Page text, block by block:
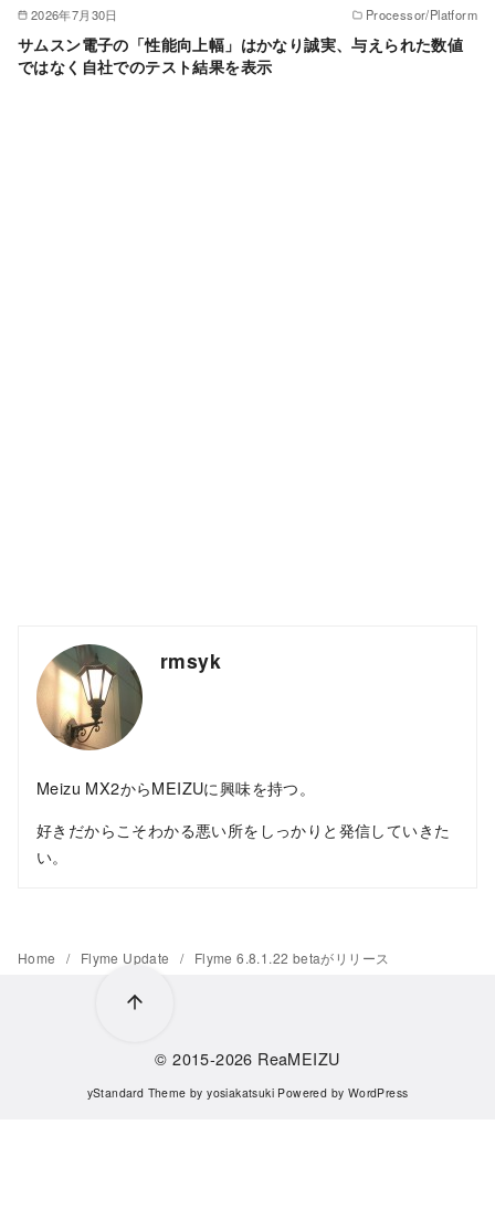
2026年7月30日 Processor/Platform
サムスン電子の「性能向上幅」はかなり誠実、与えられた数値
ではなく自社でのテスト結果を表示
rmsyk
Meizu MX2からMEIZUに興味を持つ。
好きだからこそわかる悪い所をしっかりと発信していきた
い。
Home Flyme Update Flyme 6.8.1.22 betaがリリース
© 2015-2026 ReaMEIZU
yStandard Theme byyosiakatsuki Powered by WordPress